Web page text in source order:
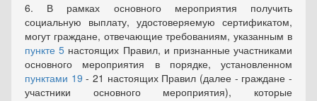
6. В рамках основного мероприятия получить
социальную выплату, удостоверяемую сертификатом,
могут граждане, отвечающие требованиям, указанным в
пункте 5 настоящих Правил, и признанные участниками
основного мероприятия в порядке, установленном
пунктами 19 - 21 настоящих Правил (далее - граждане -
участники основного мероприятия), которые